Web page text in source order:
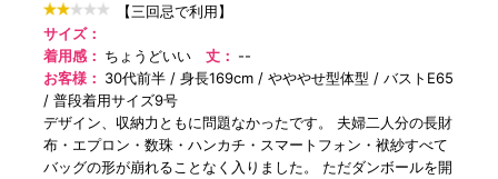
【三回忌で利用】
サイズ：
着用感： ちょうどいい 丈： --
お客様： 30代前半 身長169cm やややせ型体型
バストE65
普段着用サイズ9号
デザイン、収納力ともに問題なかったです。 夫婦二人分の長財
布・エプロン・数珠・ハンカチ・スマートフォン・袱紗すべて
バッグの形が崩れることなく入りました。 ただダンボールを開